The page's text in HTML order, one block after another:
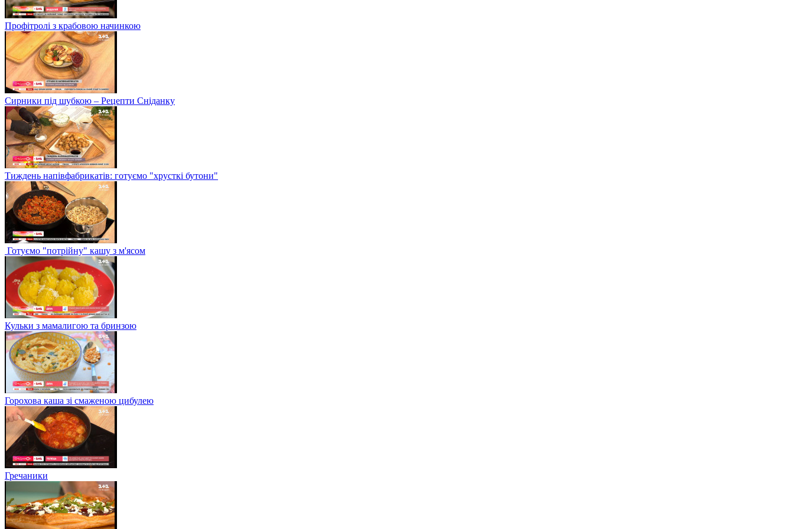
Профітролі з крабовою начинкою
Сирники під шубкою – Рецепти Сніданку
Тиждень напівфабрикатів: готуємо "хрусткі бутони"
Готуємо "потрійну" кашу з м'ясом
Кульки з мамалигою та бринзою
Горохова каша зі смаженою цибулею
Гречаники